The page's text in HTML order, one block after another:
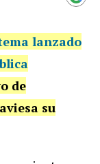
lanzado
de
su